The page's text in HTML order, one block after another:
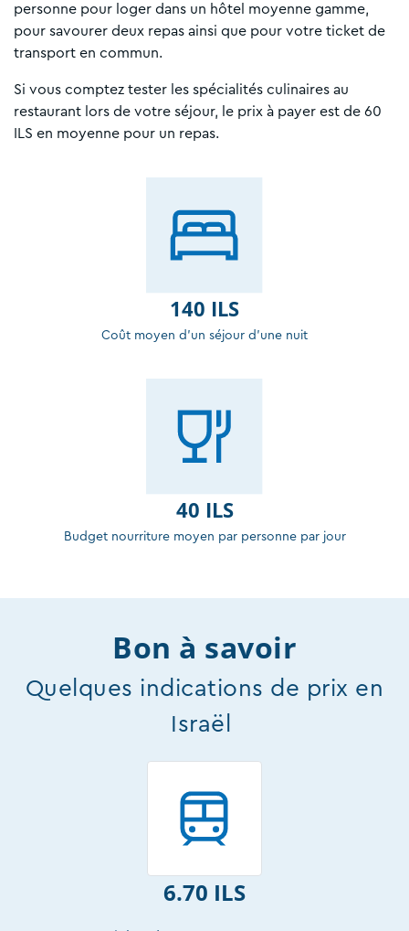
personne pour loger dans un hôtel moyenne gamme,
pour savourer deux repas ainsi que pour votre ticket de
transport en commun.
Si vous comptez tester les spécialités culinaires au
restaurant lors de votre séjour, le prix à payer est de 60
ILS en moyenne pour un repas.
140 ILS
Coût moyen d'un séjour d'une nuit
40 ILS
Budget nourriture moyen par personne par jour
Bon à savoir
Quelques indications de prix en
Israël
6.70 ILS